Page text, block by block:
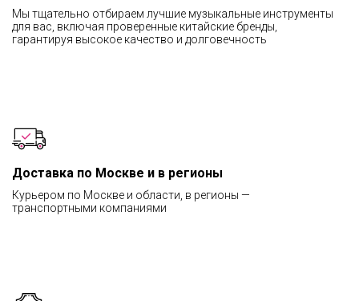
Мы тщательно отбираем лучшие музыкальные инструменты
для вас, включая проверенные китайские бренды,
гарантируя высокое качество и долговечность
Доставка по Москве и в регионы
Курьером по Москве и области, в регионы —
транспортными компаниями